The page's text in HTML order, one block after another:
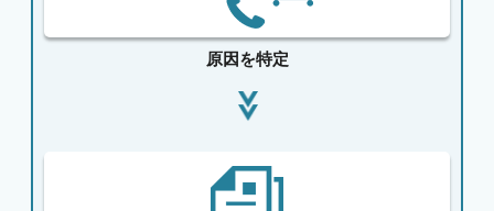
原因を特定